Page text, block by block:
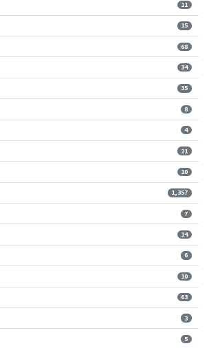
11
15
68
34
35
8
4
21
10
1,357
7
14
6
10
63
3
5